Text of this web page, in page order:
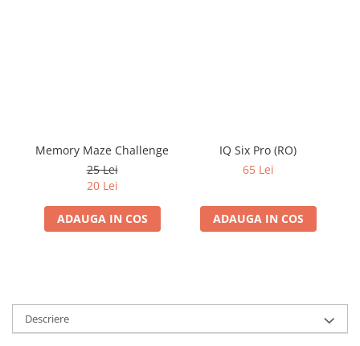
Memory Maze Challenge
25 Lei
20 Lei
ADAUGA IN COS
IQ Six Pro (RO)
65 Lei
ADAUGA IN COS
Descriere